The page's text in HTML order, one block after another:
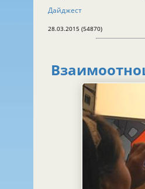
Дайджест
28.03.2015 (54870)